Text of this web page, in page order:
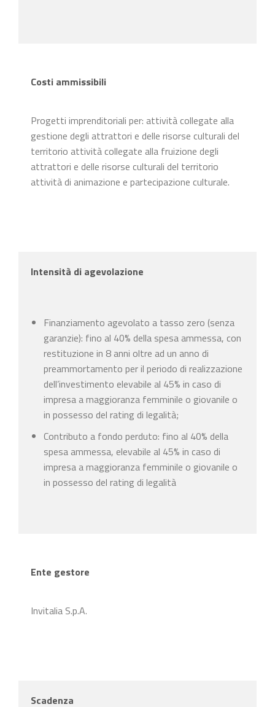
Costi ammissibili
Progetti imprenditoriali per: attività collegate alla
gestione degli attrattori e delle risorse culturali del
territorio attività collegate alla fruizione degli
attrattori e delle risorse culturali del territorio
attività di animazione e partecipazione culturale.
Intensità di agevolazione
Finanziamento agevolato a tasso zero (senza
garanzie): fino al 40% della spesa ammessa, con
restituzione in 8 anni oltre ad un anno di
preammortamento per il periodo di realizzazione
dell’investimento elevabile al 45% in caso di
impresa a maggioranza femminile o giovanile o
in possesso del rating di legalità;
Contributo a fondo perduto: fino al 40% della
spesa ammessa, elevabile al 45% in caso di
impresa a maggioranza femminile o giovanile o
in possesso del rating di legalità
Ente gestore
Invitalia S.p.A.
Scadenza